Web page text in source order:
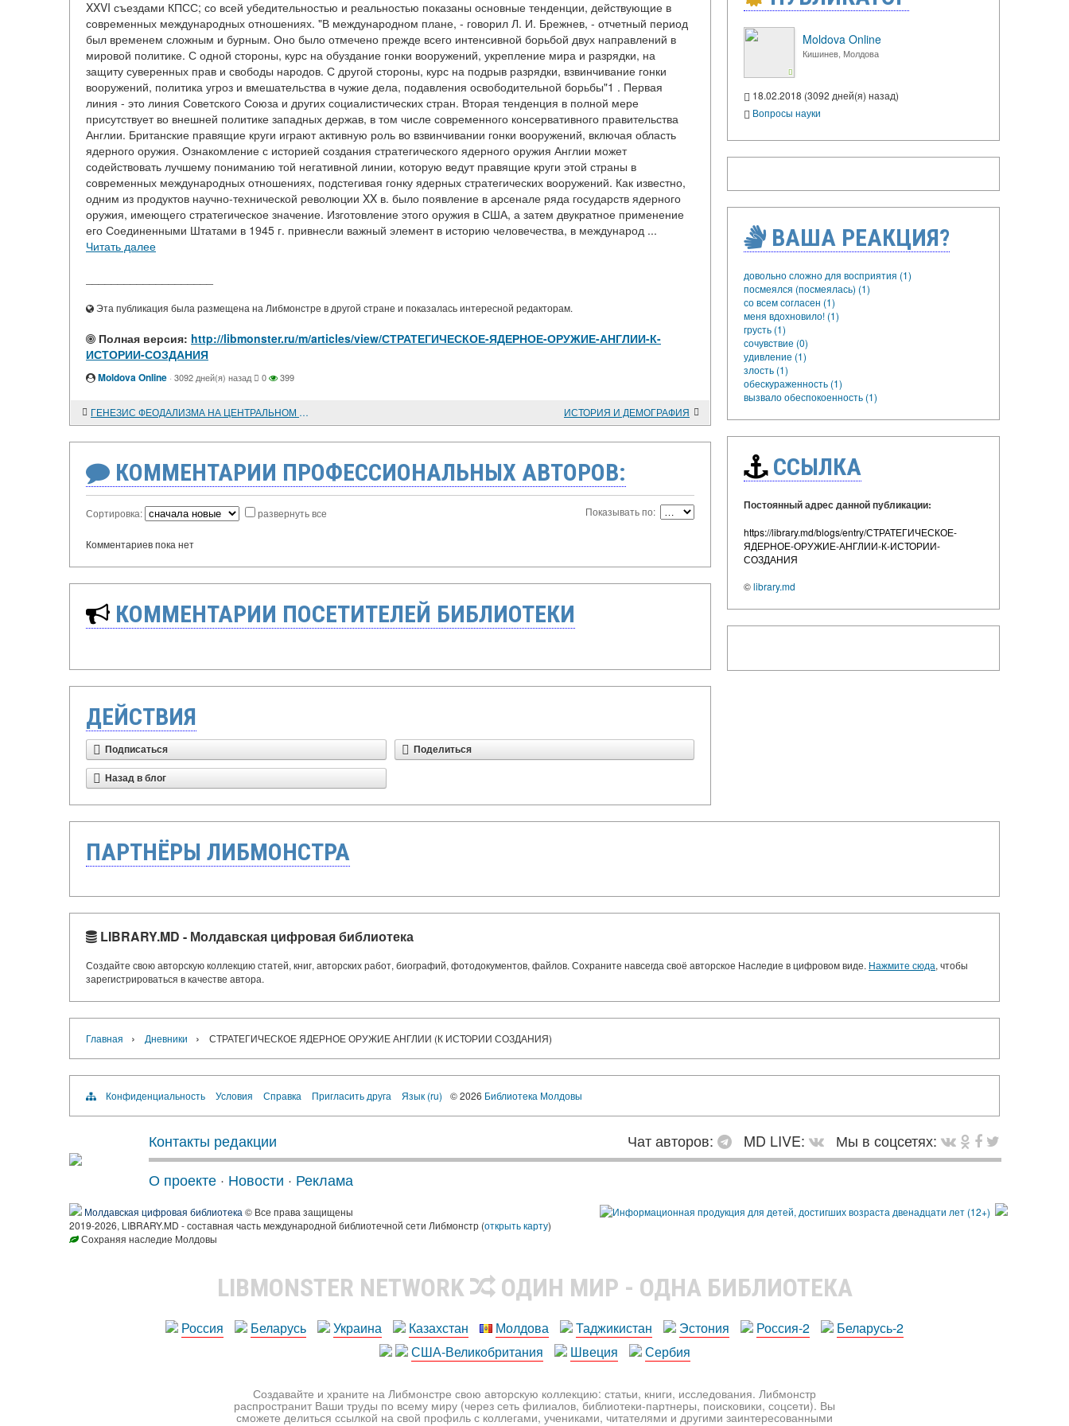
XXVI съездами КПСС; со всей убедительностью и реальностью показаны основные тенденции, действующие в
современных международных отношениях. "В международном плане, - говорил Л. И. Брежнев, - отчетный период
был временем сложным и бурным. Оно было отмечено прежде всего интенсивной борьбой двух направлений в
мировой политике. С одной стороны, курс на обуздание гонки вооружений, укрепление мира и разрядки, на
защиту суверенных прав и свободы народов. С другой стороны, курс на подрыв разрядки, взвинчивание гонки
вооружений, политика угроз и вмешательства в чужие дела, подавления освободительной борьбы"1 . Первая
линия - это линия Советского Союза и других социалистических стран. Вторая тенденция в полной мере
присутствует во внешней политике западных держав, в том числе современного консервативного правительства
Англии. Британские правящие круги играют активную роль во взвинчивании гонки вооружений, включая область
ядерного оружия. Ознакомление с историей создания стратегического ядерного оружия Англии может
содействовать лучшему пониманию той негативной линии, которую ведут правящие круги этой страны в
современных международных отношениях, подстегивая гонку ядерных стратегических вооружений. Как известно,
одним из продуктов научно-технической революции XX в. было появление в арсенале ряда государств ядерного
оружия, имеющего стратегическое значение. Изготовление этого оружия в США, а затем двукратное применение
его Соединенными Штатами в 1945 г. привнесли важный элемент в историю человечества, в международ ...
Читать далее
Эта публикация была размещена на Либмонстре в другой стране и показалась интересной редакторам.
Полная версия: http://libmonster.ru/m/articles/view/СТРАТЕГИЧЕСКОЕ-ЯДЕРНОЕ-ОРУЖИЕ-АНГЛИИ-К-
ИСТОРИИ-СОЗДАНИЯ
Moldova Online · 3092 дней(я) назад 0 399
ГЕНЕЗИС ФЕОДАЛИЗМА НА ЦЕНТРАЛЬНОМ КАВКАЗЕ ИСТОРИЯ И ДЕМОГРАФИЯ
КОММЕНТАРИИ ПРОФЕССИОНАЛЬНЫХ АВТОРОВ:
Сортировка: развернуть все Показывать по:
Комментариев пока нет
КОММЕНТАРИИ ПОСЕТИТЕЛЕЙ БИБЛИОТЕКИ
ДЕЙСТВИЯ
Подписаться Поделиться
Назад в блог
Moldova Online
Кишинев, Молдова
18.02.2018 (3092 дней(я) назад)
Вопросы науки
ВАША РЕАКЦИЯ?
довольно сложно для восприятия (1)
посмеялся (посмеялась) (1)
со всем согласен (1)
меня вдохновило! (1)
грусть (1)
сочувствие (0)
удивление (1)
злость (1)
обескураженность (1)
вызвало обеспокоенность (1)
ССЫЛКА
Постоянный адрес данной публикации:
https://library.md/blogs/entry/СТРАТЕГИЧЕСКОЕ-
ЯДЕРНОЕ-ОРУЖИЕ-АНГЛИИ-К-ИСТОРИИ-
СОЗДАНИЯ
©library.md
ПАРТНЁРЫ ЛИБМОНСТРА
LIBRARY.MD - Молдавская цифровая библиотека
Создайте свою авторскую коллекцию статей, книг, авторских работ, биографий, фотодокументов, файлов. Сохраните навсегда своё авторское Наследие в цифровом виде. Нажмите сюда, чтобы
зарегистрироваться в качестве автора.
Главная › Дневники › СТРАТЕГИЧЕСКОЕ ЯДЕРНОЕ ОРУЖИЕ АНГЛИИ (К ИСТОРИИ СОЗДАНИЯ)
Конфиденциальность Условия Справка Пригласить друга Язык (ru) © 2026 Библиотека Молдовы
Контакты редакции Чат авторов: MD LIVE:
Мы в соцсетях:
О проекте · Новости · Реклама
Молдавская цифровая библиотека © Все права защищены
2019-2026, LIBRARY.MD - составная часть международной библиотечной сети Либмонстр (открыть карту)
Сохраняя наследие Молдовы
LIBMONSTER NETWORK ОДИН МИР - ОДНА БИБЛИОТЕКА
Россия Беларусь Украина Казахстан Молдова Таджикистан Эстония Россия-2
Беларусь-2
США-Великобритания
Швеция Сербия
Создавайте и храните на Либмонстре свою авторскую коллекцию: статьи, книги, исследования. Либмонстр
распространит Ваши труды по всему миру (через сеть филиалов, библиотеки-партнеры, поисковики, соцсети). Вы
сможете делиться ссылкой на свой профиль с коллегами, учениками, читателями и другими заинтересованными